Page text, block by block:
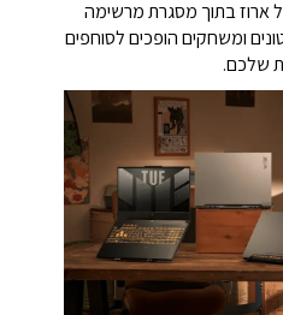
ארוז בתוך מסגרת מרשימה
סרטונים ומשחקים הופכים לסוחפים
שלכם.